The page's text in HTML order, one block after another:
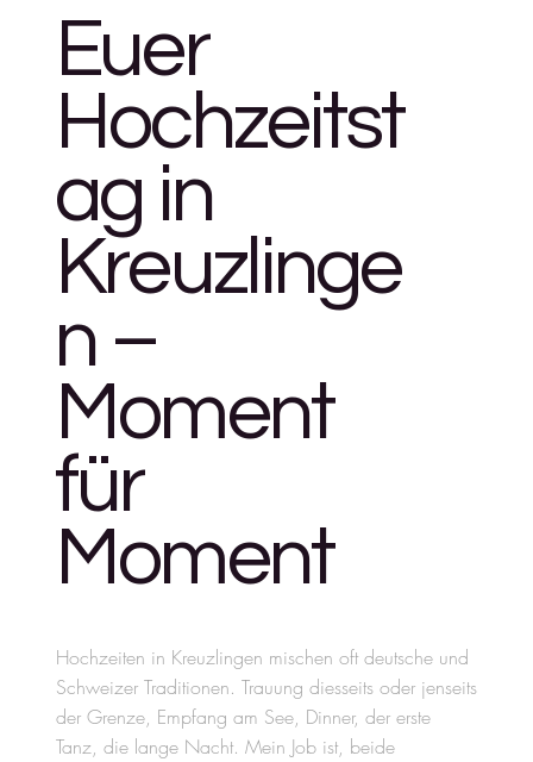
Euer
Hochzeitst
ag in
Kreuzlinge
n –
Moment
für
Moment
Hochzeiten in Kreuzlingen mischen oft deutsche und
Schweizer Traditionen. Trauung diesseits oder jenseits
der Grenze, Empfang am See, Dinner, der erste
Tanz, die lange Nacht. Mein Job ist, beide